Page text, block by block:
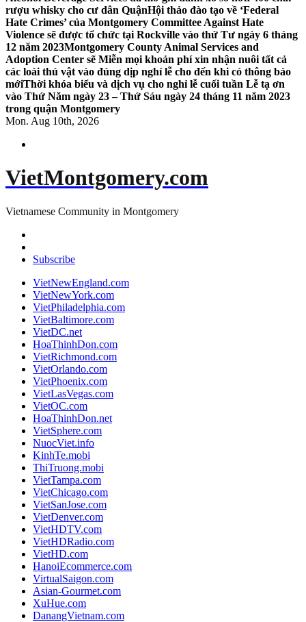
rượu whisky cho cư dân QuậnHội thảo đào tạo về ‘Federal
Hate Crimes’ của Montgomery Committee Against Hate
Violence sẽ được tổ chức tại Rockville vào thứ Tư ngày 6 tháng
12 năm 2023Montgomery County Animal Services and
Adoption Center sẽ Miễn mọi khoản phí xin nhận nuôi tất cả
các loài thú vật vào đúng dịp nghỉ lễ cho đến khi có thông báo
mớiThời khóa biểu và dịch vụ cho nghỉ lễ cuối tuần Lễ tạ ơn
vào Thứ Năm ngày 23 – Thứ Sáu ngày 24 tháng 11 năm 2023
trong quận Montgomery
Mon. Aug 10th, 2026
VietMontgomery.com
Vietnamese Community in Montgomery
Subscribe
VietNewEngland.com
VietNewYork.com
VietPhiladelphia.com
VietBaltimore.com
VietDC.net
HoaThinhDon.com
VietRichmond.com
VietOrlando.com
VietPhoenix.com
VietLasVegas.com
VietOC.com
HoaThinhDon.net
VietSphere.com
NuocViet.info
KinhTe.mobi
ThiTruong.mobi
VietTampa.com
VietChicago.com
VietSanJose.com
VietDenver.com
VietHDTV.com
VietHDRadio.com
VietHD.com
HanoiEcommerce.com
VirtualSaigon.com
Asian-Gourmet.com
XuHue.com
DanangVietnam.com